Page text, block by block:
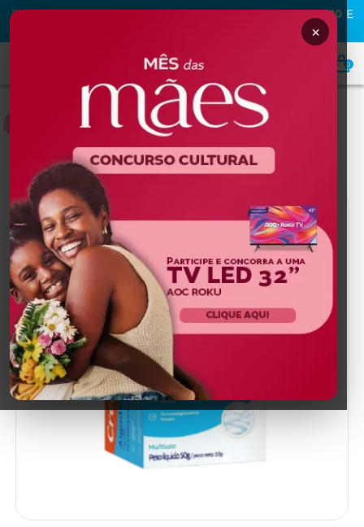
PRIMEIRA COMPRA NA MAFRA? USE O CUPOMMAFRA10 E
0
MATERIAL DE CONSUMO
MATERIAL DE CONSUMO
×